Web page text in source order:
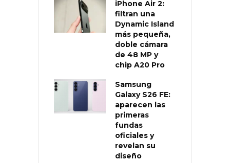
iPhone Air 2:
filtran una
Dynamic Island
más pequeña,
doble cámara
de 48 MP y
chip A20 Pro
Samsung
Galaxy S26 FE:
aparecen las
primeras
fundas
oficiales y
revelan su
diseño